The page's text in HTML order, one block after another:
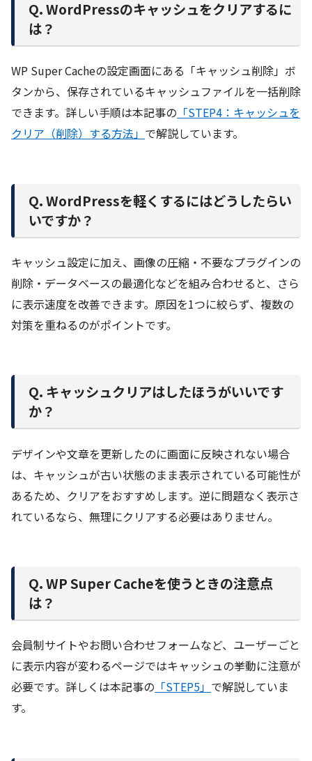
Q. WordPressのキャッシュをクリアするに
は？
WP Super Cacheの設定画面にある「キャッシュ削除」ボ
タンから、保存されているキャッシュファイルを一括削除
できます。詳しい手順は本記事の 「STEP4：キャッシュを
クリア（削除）する方法」 で解説しています。
Q. WordPressを軽くするにはどうしたらい
いですか？
キャッシュ設定に加え、画像の圧縮・不要なプラグインの
削除・データベースの最適化などを組み合わせると、さら
に表示速度を改善できます。原因を1つに絞らず、複数の
対策を重ねるのがポイントです。
Q. キャッシュクリアはしたほうがいいです
か？
デザインや文章を更新したのに画面に反映されない場合
は、キャッシュが古い状態のまま表示されている可能性が
あるため、クリアをおすすめします。逆に問題なく表示さ
れているなら、無理にクリアする必要はありません。
Q. WP Super Cacheを使うときの注意点
は？
会員制サイトやお問い合わせフォームなど、ユーザーごと
に表示内容が変わるページではキャッシュの挙動に注意が
必要です。詳しくは本記事の 「STEP5」 で解説していま
す。